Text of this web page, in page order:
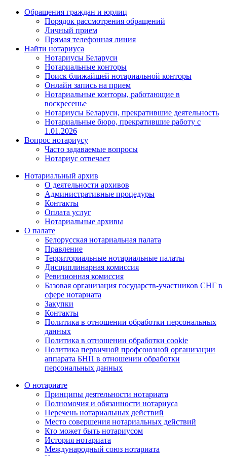
Обращения граждан и юрлиц
Порядок рассмотрения обращений
Личный прием
Прямая телефонная линия
Найти нотариуса
Нотариусы Беларуси
Нотариальные конторы
Поиск ближайшей нотариальной конторы
Онлайн запись на прием
Нотариальные конторы, работающие в
воскресенье
Нотариусы Беларуси, прекратившие деятельность
Нотариальные бюро, прекратившие работу с
1.01.2026
Вопрос нотариусу
Часто задаваемые вопросы
Нотариус отвечает
Нотариальный архив
О деятельности архивов
Административные процедуры
Контакты
Оплата услуг
Нотариальные архивы
О палате
Белорусская нотариальная палата
Правление
Территориальные нотариальные палаты
Дисциплинарная комиссия
Ревизионная комиссия
Базовая организация государств-участников СНГ в
сфере нотариата
Закупки
Контакты
Политика в отношении обработки персональных
данных
Политика в отношении обработки cookie
Политика первичной профсоюзной организации
аппарата БНП в отношении обработки
персональных данных
О нотариате
Принципы деятельности нотариата
Полномочия и обязанности нотариуса
Перечень нотариальных действий
Место совершения нотариальных действий
Кто может быть нотариусом
История нотариата
Международный союз нотариата